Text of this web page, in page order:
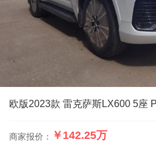
欧版2023款 雷克萨斯LX600 5座
商家报价： ￥142.25万